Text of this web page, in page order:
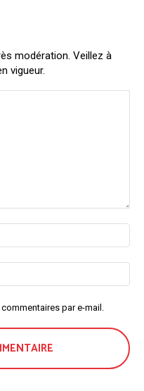
modération. Veillez à
vigueur.
/
:*
par e-mail.